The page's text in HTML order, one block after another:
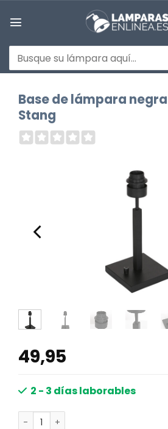
Buscar
por:
Base de lámpara
Stang
49,95
2 - 3 días laborables
Base de lámpara negra